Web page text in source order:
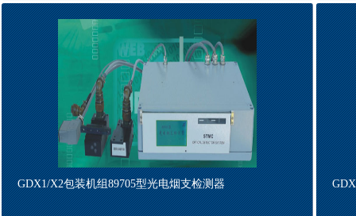
GDX1/X2包装机组89705型光电烟支检测器